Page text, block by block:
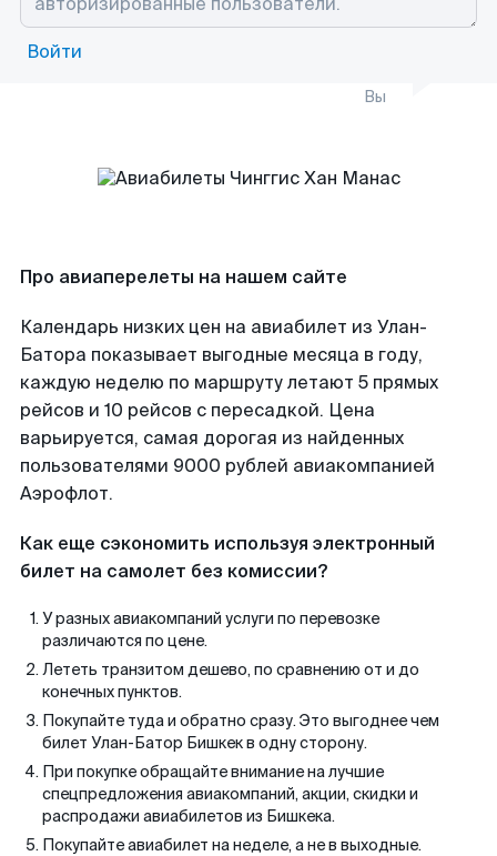
Войти
Вы
Про авиаперелеты на нашем сайте
Календарь низких цен на авиабилет из Улан-
Батора показывает выгодные месяца в году,
каждую неделю по маршруту летают 5 прямых
рейсов и 10 рейсов с пересадкой. Цена
варьируется, самая дорогая из найденных
пользователями 9000 рублей авиакомпанией
Аэрофлот.
Как еще сэкономить используя электронный
билет на самолет без комиссии?
У разных авиакомпаний услуги по перевозке
различаются по цене.
Лететь транзитом дешево, по сравнению от и до
конечных пунктов.
Покупайте туда и обратно сразу. Это выгоднее чем
билет Улан-Батор Бишкек в одну сторону.
При покупке обращайте внимание на лучшие
спецпредложения авиакомпаний, акции, скидки и
распродажи авиабилетов из Бишкека.
Покупайте авиабилет на неделе, а не в выходные.